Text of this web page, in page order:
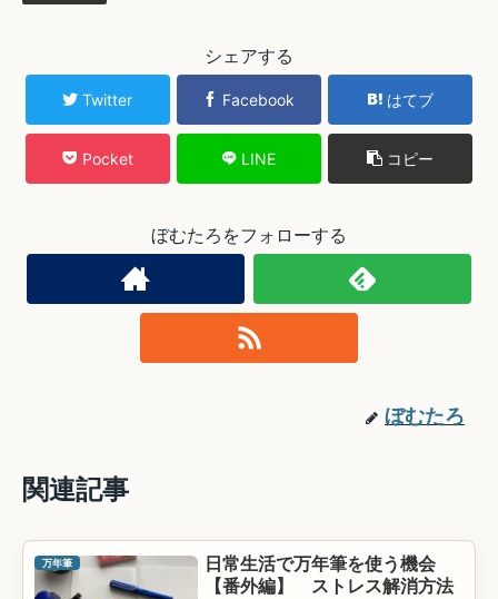
シェアする
Twitter Facebook はてブ
Pocket LINE コピー
ぼむたろをフォローする
ぼむたろ
関連記事
万年筆
日常生活で万年筆を使う機会
【番外編】 ストレス解消方法